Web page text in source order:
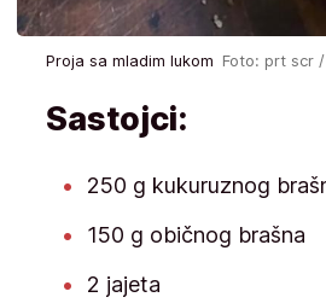
Proja sa mladim lukom Foto: prt scr
Sastojci:
250 g kukuruznog
150 g običnog brašna
2 jajeta